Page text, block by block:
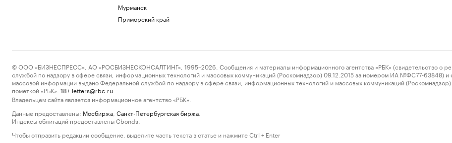
Мурманск
Приморский край
© ООО «БИЗНЕСПРЕСС», АО «РОСБИЗНЕСКОНСАЛТИНГ», 1995–2026. Сообщения и материалы информационного агентства «РБК» (свидетельство о
службой по надзору в сфере связи, информационных технологий и массовых коммуникаций (Роскомнадзор) 09.12.2015 за номером ИА №ФС77-63848) и
массовой информации выдано Федеральной службой по надзору в сфере связи, информационных технологий и массовых коммуникаций
пометкой «РБК».
18+ letters@rbc.ru
Владельцем сайта является информационное агентство «РБК».
Данные предоставлены: Мосбиржа Санкт-Петербургская биржа
Индексы облигаций предоставлены Cbonds.
Чтобы отправить редакции сообщение, выделите часть текста в статье и нажмите Ctrl + Enter